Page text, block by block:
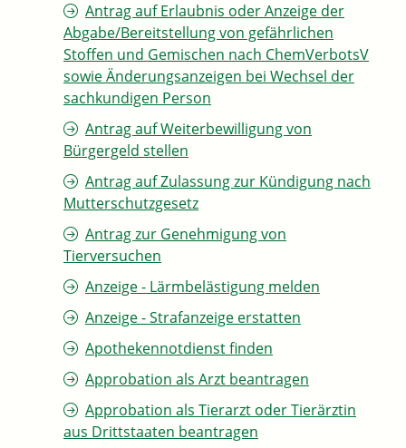
Antrag auf Erlaubnis oder Anzeige der
Abgabe/Bereitstellung von gefährlichen
Stoffen und Gemischen nach ChemVerbotsV
sowie Änderungsanzeigen bei Wechsel der
sachkundigen Person
Antrag auf Weiterbewilligung von
Bürgergeld stellen
Antrag auf Zulassung zur Kündigung nach
Mutterschutzgesetz
Antrag zur Genehmigung von
Tierversuchen
Anzeige - Lärmbelästigung melden
Anzeige - Strafanzeige erstatten
Apothekennotdienst finden
Approbation als Arzt beantragen
Approbation als Tierarzt oder Tierärztin
aus Drittstaaten beantragen